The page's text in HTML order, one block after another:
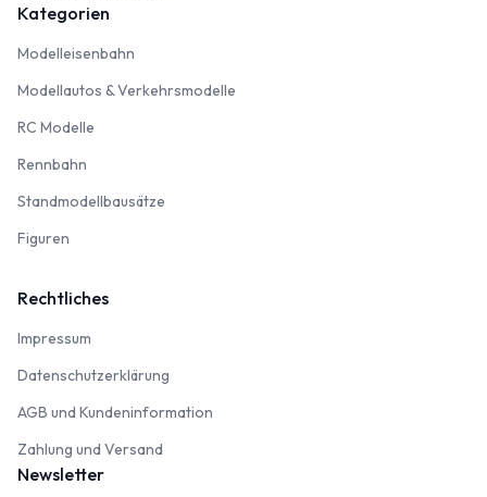
Kategorien
Modelleisenbahn
Modellautos & Verkehrsmodelle
RC Modelle
Rennbahn
Standmodellbausätze
Figuren
Rechtliches
Impressum
Datenschutzerklärung
AGB und Kundeninformation
Zahlung und Versand
Newsletter